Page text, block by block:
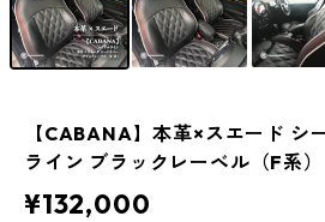
【CABANA】本革×スエード シ
ライン ブラックレーベル（F系）
¥132,000